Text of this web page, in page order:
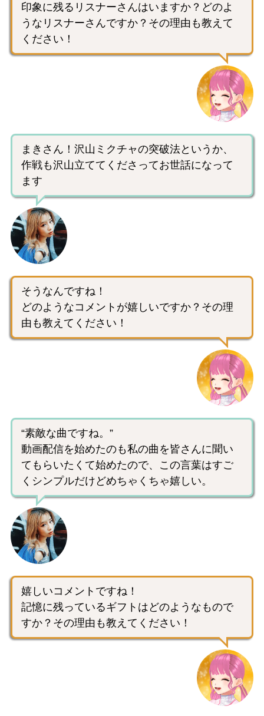
印象に残るリスナーさんはいますか？どのよ
うなリスナーさんですか？その理由も教えて
ください！
まきさん！沢山ミクチャの突破法というか、
作戦も沢山立ててくださってお世話になって
ます
そうなんですね！
どのようなコメントが嬉しいですか？その理
由も教えてください！
“素敵な曲ですね。”
動画配信を始めたのも私の曲を皆さんに聞い
てもらいたくて始めたので、この言葉はすご
くシンプルだけどめちゃくちゃ嬉しい。
嬉しいコメントですね！
記憶に残っているギフトはどのようなもので
すか？その理由も教えてください！